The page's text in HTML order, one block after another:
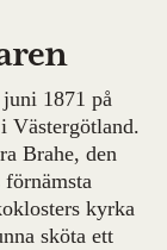
1871 på
Västergötland.
Brahe, den
kyrka
sköta ett